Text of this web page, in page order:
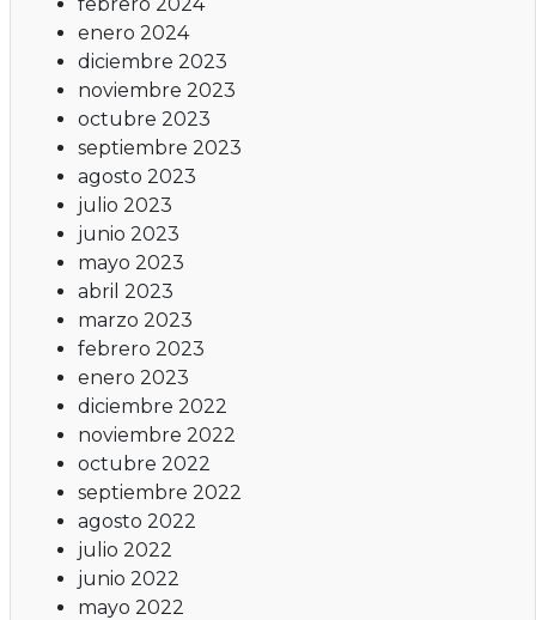
enero 2024
diciembre 2023
noviembre 2023
octubre 2023
septiembre 2023
agosto 2023
julio 2023
junio 2023
mayo 2023
abril 2023
marzo 2023
febrero 2023
enero 2023
diciembre 2022
noviembre 2022
octubre 2022
septiembre 2022
agosto 2022
julio 2022
junio 2022
mayo 2022